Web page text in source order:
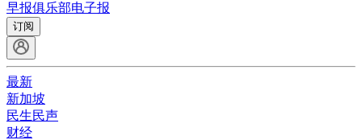
早报俱乐部电子报
订阅
最新
新加坡
民生民声
财经